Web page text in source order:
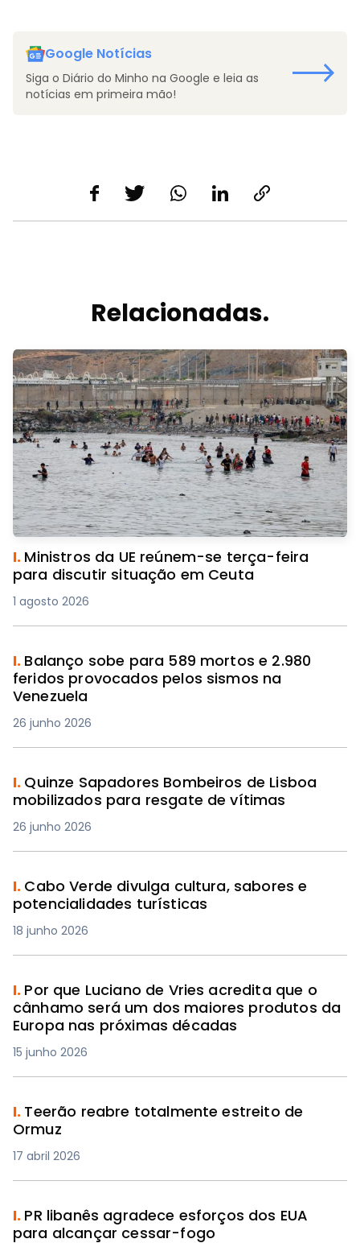
Google Notícias
Siga o Diário do Minho na Google e leia as
notícias em primeira mão!
Relacionadas.
I. Ministros da UE reúnem-se terça-feira
para discutir situação em Ceuta
1 agosto 2026
I. Balanço sobe para 589 mortos e 2.980
feridos provocados pelos sismos na
Venezuela
26 junho 2026
I. Quinze Sapadores Bombeiros de Lisboa
mobilizados para resgate de vítimas
26 junho 2026
I. Cabo Verde divulga cultura, sabores e
potencialidades turísticas
18 junho 2026
I. Por que Luciano de Vries acredita que o
cânhamo será um dos maiores produtos da
Europa nas próximas décadas
15 junho 2026
I. Teerão reabre totalmente estreito de
Ormuz
17 abril 2026
I. PR libanês agradece esforços dos EUA
para alcançar cessar-fogo